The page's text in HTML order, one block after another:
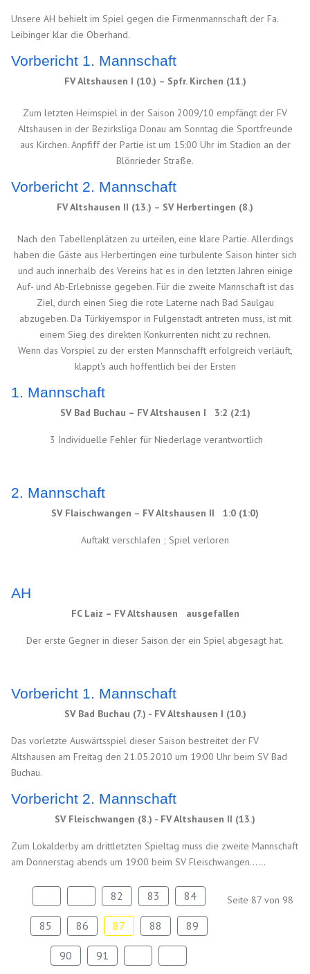
Unsere AH behielt im Spiel gegen die Firmenmannschaft der Fa.
Leibinger klar die Oberhand.
Vorbericht 1. Mannschaft
FV Altshausen I (10.) – Spfr. Kirchen (11.)
Zum letzten Heimspiel in der Saison 2009/10 empfängt der FV
Altshausen in der Bezirksliga Donau am Sonntag die Sportfreunde
aus Kirchen. Anpfiff der Partie ist um 15:00 Uhr im Stadion an der
Blönrieder Straße.
Vorbericht 2. Mannschaft
FV Altshausen II (13.) – SV Herbertingen (8.)
Nach den Tabellenplätzen zu urteilen, eine klare Partie. Allerdings
haben die Gäste aus Herbertingen eine turbulente Saison hinter sich
und auch innerhalb des Vereins hat es in den letzten Jahren einige
Auf- und Ab-Erlebnisse gegeben. Für die zweite Mannschaft ist das
Ziel, durch einen Sieg die rote Laterne nach Bad Saulgau
abzugeben. Da Türkiyemspor in Fulgenstadt antreten muss, ist mit
einem Sieg des direkten Konkurrenten nicht zu rechnen.
Wenn das Vorspiel zu der ersten Mannschafft erfolgreich verläuft,
klappt's auch hoffentlich bei der Ersten
1. Mannschaft
SV Bad Buchau – FV Altshausen I 3:2 (2:1)
3 Individuelle Fehler für Niederlage verantwortlich
2. Mannschaft
SV Flaischwangen – FV Altshausen II 1:0 (1:0)
Auftakt verschlafen ; Spiel verloren
AH
FC Laiz – FV Altshausen ausgefallen
Der erste Gegner in dieser Saison der ein Spiel abgesagt hat.
Vorbericht 1. Mannschaft
SV Bad Buchau (7.) - FV Altshausen I (10.)
Das vorletzte Auswärtsspiel dieser Saison bestreitet der FV
Altshausen am Freitag den 21.05.2010 um 19:00 Uhr beim SV Bad
Buchau.
Vorbericht 2. Mannschaft
SV Fleischwangen (8.) - FV Altshausen II (13.)
Zum Lokalderby am drittletzten Spieltag muss die zweite Mannschaft
am Donnerstag abends um 19:00 beim SV Fleischwangen......
Seite 87 von 98
82 83 84
85 86 87 88 89
90 91